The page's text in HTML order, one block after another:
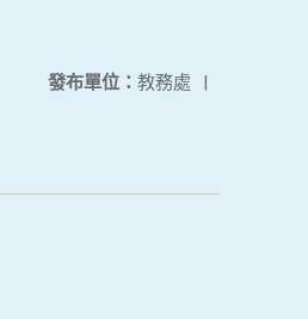
發布單位： 教務處 |